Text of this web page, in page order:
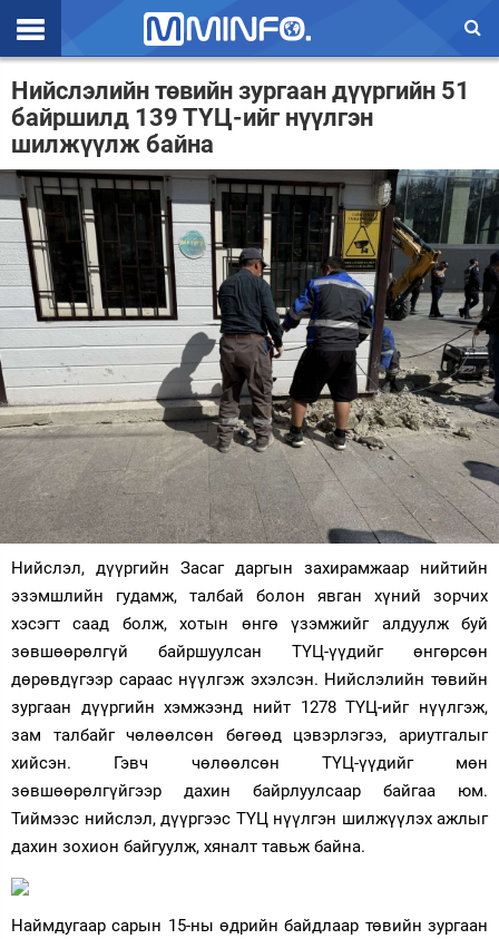
Эхлэл
Цаг агаар
Валют ханш
Улс төр
Эдийн засаг
Үзэл бодол
Спорт
Нийгэм
Дэлхий
Энтертайнмэнт
Зурхай
Нийслэлийн төвийн зургаан дүүргийн 51
байршилд 139 ТҮЦ-ийг нүүлгэн
шилжүүлж байна
Нийслэл, дүүргийн Засаг даргын захирамжаар нийтийн
эзэмшлийн гудамж, талбай болон явган хүний зорчих
хэсэгт саад болж, хотын өнгө үзэмжийг алдуулж буй
зөвшөөрөлгүй байршуулсан ТҮЦ-үүдийг өнгөрсөн
дөрөвдүгээр сараас нүүлгэж эхэлсэн. Нийслэлийн төвийн
зургаан дүүргийн хэмжээнд нийт 1278 ТҮЦ-ийг нүүлгэж,
зам талбайг чөлөөлсөн бөгөөд цэвэрлэгээ, ариутгалыг
хийсэн. Гэвч чөлөөлсөн ТҮЦ-үүдийг мөн
зөвшөөрөлгүйгээр дахин байрлуулсаар байгаа юм.
Тиймээс нийслэл, дүүргээс ТҮЦ нүүлгэн шилжүүлэх ажлыг
дахин зохион байгуулж, хяналт тавьж байна.
Наймдугаар сарын 15-ны өдрийн байдлаар төвийн зургаан